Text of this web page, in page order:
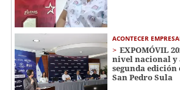
ACONTECER
EXPOMÓVIL
nivel nacional y
segunda edición
San Pedro Sula